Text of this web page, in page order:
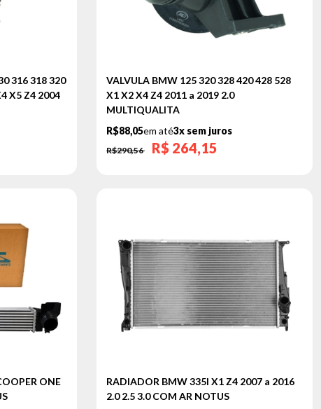
316 318 320
X5 Z4 2004
VALVULA BMW 125 320 328 420 428 528
X1 X2 X4 Z4 2011 a 2019 2.0
MULTIQUALITA
R$88,05em até3x sem juros
R$290,56 R$ 264,15
ONE
RADIADOR BMW 335I X1 Z4 2007 a 2016
2.0 2.5 3.0 COM AR NOTUS